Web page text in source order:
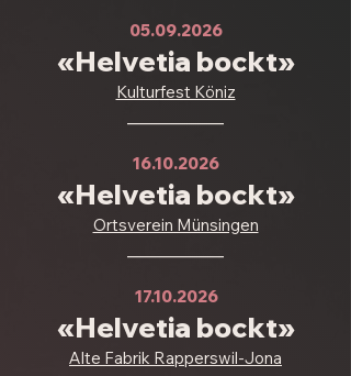
05.09.2026
«Helvetia bockt»
Kulturfest Köniz
16.10.2026
«Helvetia bockt»
Ortsverein Münsingen
17.10.2026
«Helvetia bockt»
Alte Fabrik Rapperswil-Jona